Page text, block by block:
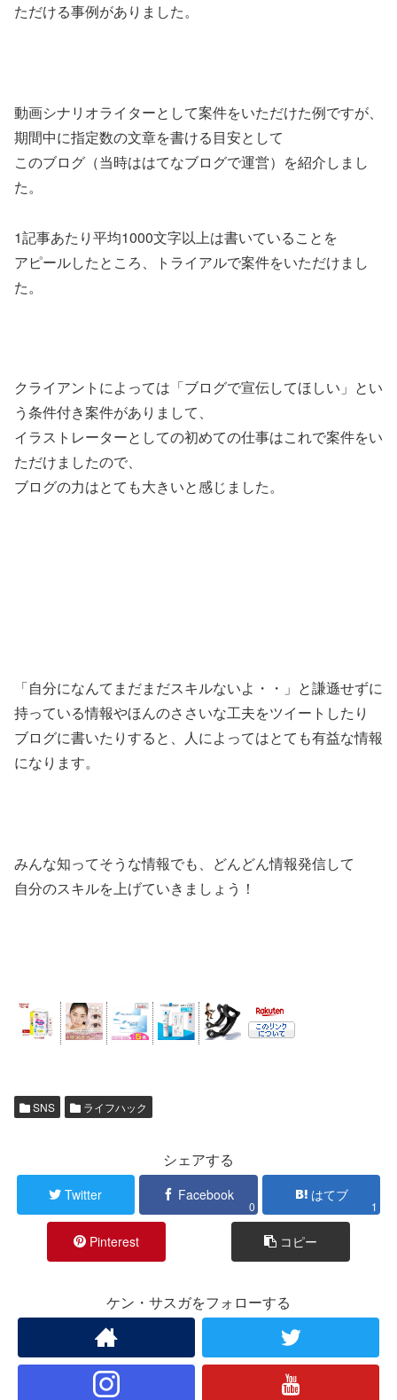
ただける事例がありました。
動画シナリオライターとして案件をいただけた例ですが、
期間中に指定数の文章を書ける目安として
このブログ（当時ははてなブログで運営）を紹介しまし
た。
1記事あたり平均1000文字以上は書いていることを
アピールしたところ、トライアルで案件をいただけまし
た。
クライアントによっては「ブログで宣伝してほしい」とい
う条件付き案件がありまして、
イラストレーターとしての初めての仕事はこれで案件をい
ただけましたので、
ブログの力はとても大きいと感じました。
「自分になんてまだまだスキルないよ・・」と謙遜せずに
持っている情報やほんのささいな工夫をツイートしたり
ブログに書いたりすると、人によってはとても有益な情報
になります。
みんな知ってそうな情報でも、どんどん情報発信して
自分のスキルを上げていきましょう！
SNS ライフハック
シェアする
Twitter Facebook
0
はてブ
1
Pinterest コピー
ケン・サスガをフォローする